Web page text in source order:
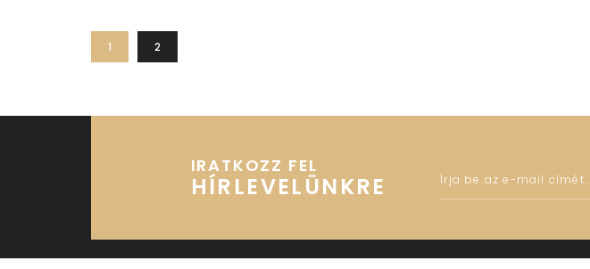
1 2
IRATKOZZ FEL
HÍRLEVELÜNKRE